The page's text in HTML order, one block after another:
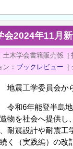
会2024年11月
土木学会書籍販売係 |
ン
ブックレビュー |
地震工学委員会か
令和6年能登半島
物を社会へ提供し
耐震設計や耐震工
く（実践編）の改